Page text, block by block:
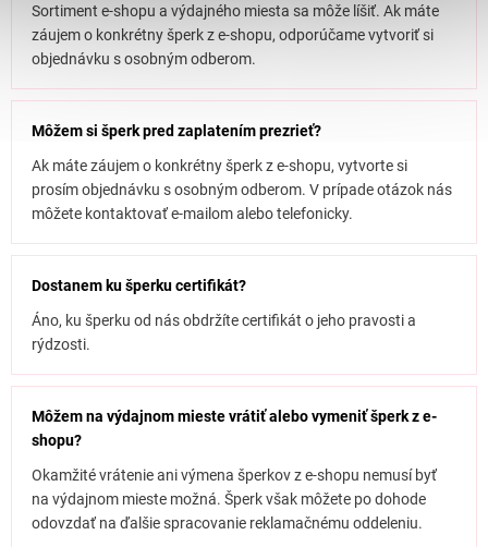
Sortiment e-shopu a výdajného miesta sa môže líšiť. Ak máte
záujem o konkrétny šperk z e-shopu, odporúčame vytvoriť si
objednávku s osobným odberom.
Môžem si šperk pred zaplatením prezrieť?
Ak máte záujem o konkrétny šperk z e-shopu, vytvorte si
prosím objednávku s osobným odberom. V prípade otázok nás
môžete kontaktovať e-mailom alebo telefonicky.
Dostanem ku šperku certifikát?
Áno, ku šperku od nás obdržíte certifikát o jeho pravosti a
rýdzosti.
Môžem na výdajnom mieste vrátiť alebo vymeniť šperk z e-
shopu?
Okamžité vrátenie ani výmena šperkov z e-shopu nemusí byť
na výdajnom mieste možná. Šperk však môžete po dohode
odovzdať na ďalšie spracovanie reklamačnému oddeleniu.